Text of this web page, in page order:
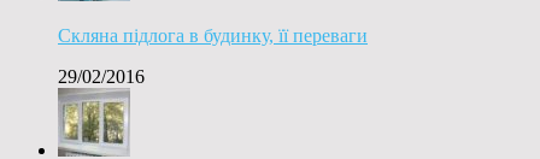
Скляна підлога в будинку, її переваги
29/02/2016